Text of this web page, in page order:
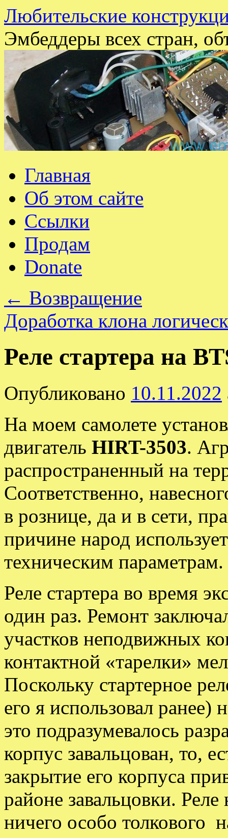
Любительские
Эмбеддеры всех стран,
Перейти
содержимому
Главная
Об этом сайте
Ссылки
Продам
Donate
← Возвращение
Доработка клона
Реле стартера на
Опубликовано 10.11.2022
На моем самолете
двигатель HIRT-3503.
распространенный на
Соответственно,
в рознице, да и в сети,
причине народ
техническим параметрам.
Реле стартера во время
один раз. Ремонт
участков неподвижных
контактной «тарелки»
Поскольку стартерное
его я использовал ранее)
это подразумевалось
корпус завальцован, то,
закрытие его корпуса
районе завальцовки.
ничего особо толкового